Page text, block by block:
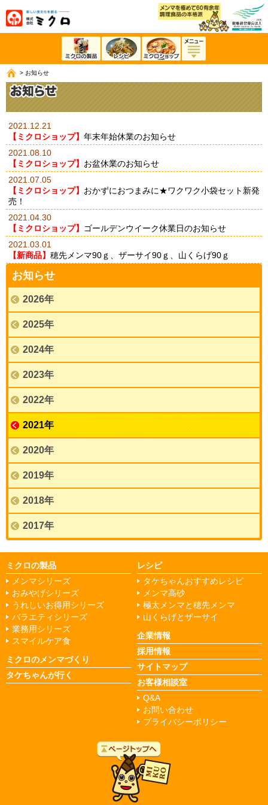
> お知らせ
2021.12.21
【ミクロショップ】 年末年始休業のお知らせ
2021.08.10
【ミクロショップ】 お盆休業のお知らせ
2021.07.05
【ミクロショップ】 おかずにおつまみに★ワクワク小袋セット新発
売！
2021.04.30
【ミクロショップ】
ゴールデンウイーク休業日のお知らせ
2021.03.01
【新商品】 穂先メンマ90ｇ、ザーサイ90ｇ、山くらげ90ｇ
お知らせ
2026年
2025年
2024年
2023年
2022年
2021年
2020年
2019年
2018年
2017年
ミクロの製品
メンマシリーズ
おみやげシリーズ
うれしいお得用シリーズ
バラエティシリーズ
業務用シリーズ
スマイルケア食
ミクロのメンマづくり
タケちゃんが行く
レシピ
タケちゃんおすすめレシピ
メンマ高砂
極太メンマと穂先メンマ
山くらげとザーサイ
企業情報
採用情報
サイトマップ
お客様相談室
Q&A
お問い合わせ
プライバシーポリシー